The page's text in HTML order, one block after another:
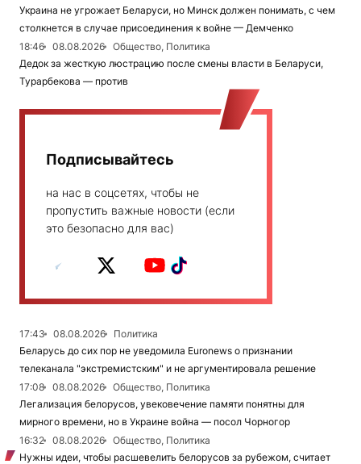
Украина не угрожает Беларуси, но Минск должен понимать, с чем
столкнется в случае присоединения к войне — Демченко
18:46
08.08.2026
Общество, Политика
Дедок за жесткую люстрацию после смены власти в Беларуси,
Турарбекова — против
Подписывайтесь
на нас в соцсетях, чтобы не
пропустить важные новости (если
это безопасно для вас)
17:43 08.08.2026
Политика
Беларусь до сих пор не уведомила Euronews о признании
телеканала "экстремистским" и не аргументировала решение
17:08
08.08.2026
Общество, Политика
Легализация белорусов, увековечение памяти понятны для
мирного времени, но в Украине война — посол Чорногор
16:32
08.08.2026
Общество, Политика
Нужны идеи, чтобы расшевелить белорусов за рубежом, считает